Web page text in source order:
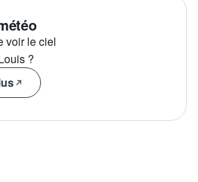
voir le ciel
?